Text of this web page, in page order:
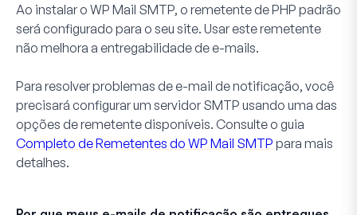
Ao instalar o WP Mail SMTP, o remetente de PHP padrão
será configurado para o seu site. Usar este remetente
não melhora a entregabilidade de e-mails.
Para resolver problemas de e-mail de notificação, você
precisará configurar um servidor SMTP usando uma das
opções de remetente disponíveis. Consulte o guia
Completo de Remetentes do WP Mail SMTP para mais
detalhes.